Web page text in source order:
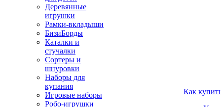
Деревянные
игрушки
Рамки-вкладыши
БизиБорды
Каталки и
стучалки
Сортеры и
шнуровки
Наборы для
купания
Игровые наборы
Робо-игрушки
Как